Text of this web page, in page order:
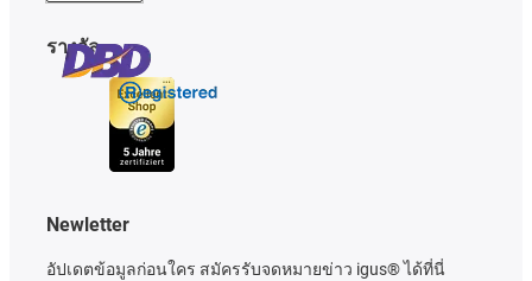
รางวัล
Newletter
อัปเดตข้อมูลก่อนใคร สมัครรับจดหมายข่าว igus® ได้ที่นี่